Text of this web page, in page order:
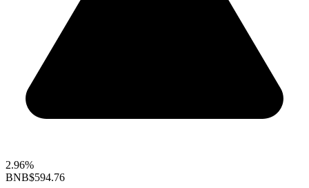
2.96%
BNB$594.76